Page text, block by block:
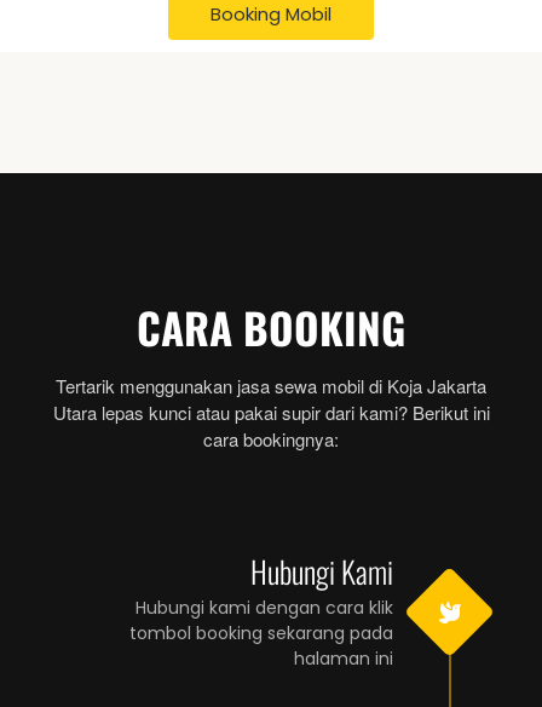
Booking Mobil
CARA BOOKING
Tertarik menggunakan jasa sewa mobil di Koja Jakarta
Utara lepas kunci atau pakai supir dari kami? Berikut ini
cara bookingnya:
Hubungi Kami
Hubungi kami dengan cara klik
tombol booking sekarang pada
halaman ini